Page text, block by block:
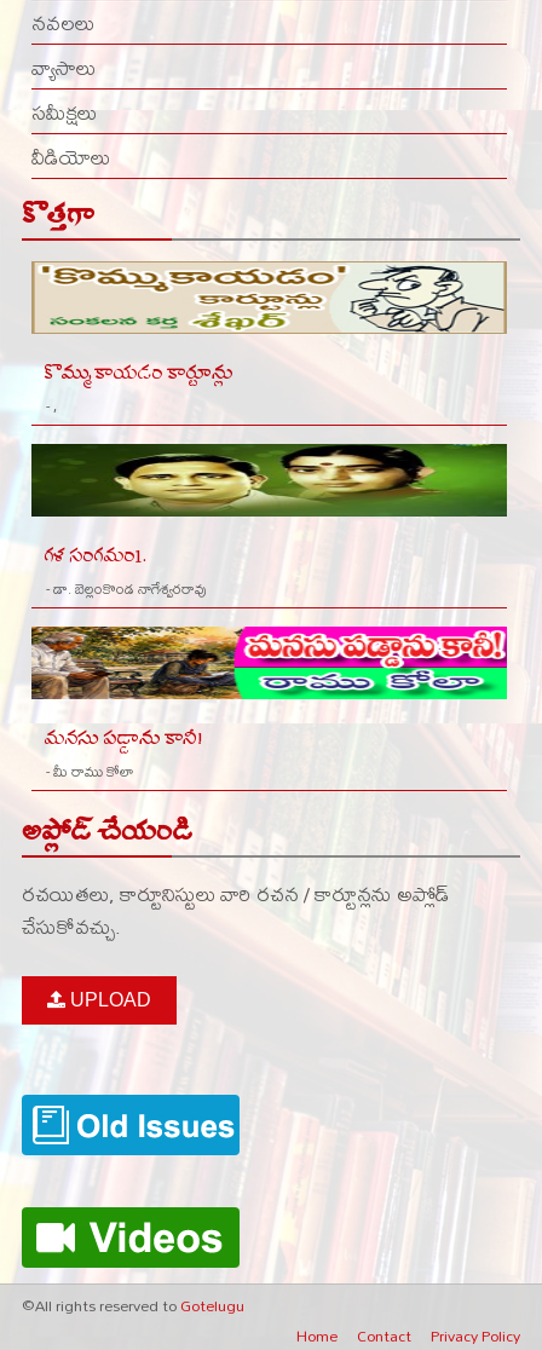
నవలలు
వ్యాసాలు
సమీక్షలు
వీడియోలు
కొత్తగా
కొమ్ముకాయడం కార్టూన్లు
- ,
గళ సంగమం1.
- డా. బెల్లంకొండ నాగేశ్వరరావు
మనసు పడ్డాను కానీ!
- మీ రాము కోలా
అప్లోడ్ చేయండి
రచయితలు, కార్టూనిస్టులు వారి రచన / కార్టూన్లను అప్లోడ్
చేసుకోవచ్చు.
UPLOAD
©All rights reserved toGotelugu
Home
Contact Privacy Policy